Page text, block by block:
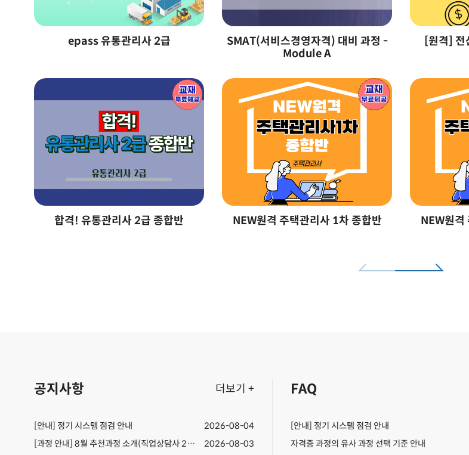
epass 유통관리사 2급
SMAT(서비스경영자격) 대비 과정 -
Module A
[원격]
합격! 유통관리사 2급 종합반 NEW원격 주택관리사 1차 종합반 NEW원격
공지사항 더보기 +
[안내] 정기 시스템 점검 안내
2026-08-04
[과정 안내] 8월 추천과정 소개(직업상담사 2급,전산회계)
2026-08-03
FAQ
[안내] 정기 시스템 점검 안내
자격증 과정의 유사 과정 선택 기준 안내